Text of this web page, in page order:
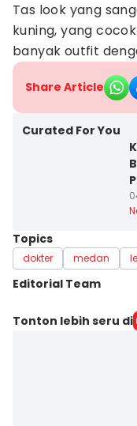
Tas look yang
kuning, yang
banyak outfit
Share Article
Curated For You
Topics
dokter medan
Editorial Team
Editor
Tonton lebih seru di